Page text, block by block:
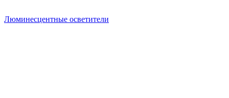
Люминесцентные осветители